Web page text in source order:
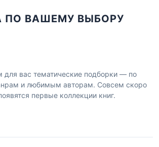
ПО ВАШЕМУ ВЫБОРУ
вас тематические подборки — по
и любимым авторам. Совсем скоро
первые коллекции книг.